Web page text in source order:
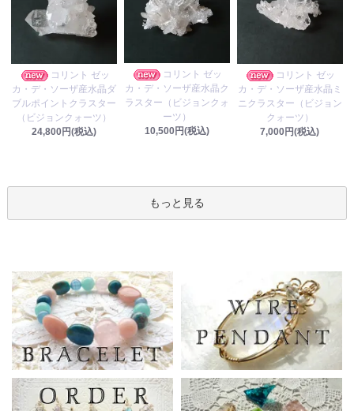
コリント ゼッ
カ・デ・ソーザ産水晶ダ
ブルポイントクラスター
（ビジョンクォーツ）
24,800円(税込)
コリント ゼッ
カ・デ・ソーザ産水晶ク
ラスター（ビジョンクォ
ーツ）
10,500円(税込)
コリント ゼッ
カ・デ・ソーザ産水晶ミ
ニクラスター（ビジョン
クォーツ）
7,000円(税込)
もっと見る